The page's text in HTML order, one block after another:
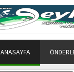
ANASAYFA